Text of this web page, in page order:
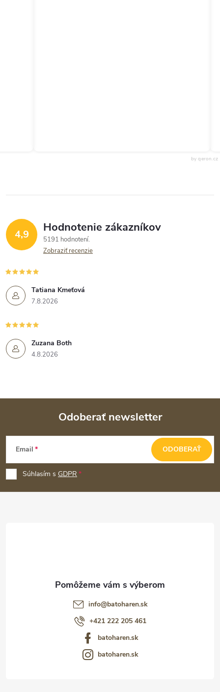
by qeron.cz
4,9 Hodnotenie zákazníkov
5191 hodnotení
Zobraziť recenzie
Tatiana Kmeťová
7.8.2026
Zuzana Both
4.8.2026
Z
p
ä
Odoberať newsletter
Email
Súhlasím s GDPR
ODOBERAŤ
info@batoharen.sk
+421 222 205 461
batoharen.sk
batoharen.sk